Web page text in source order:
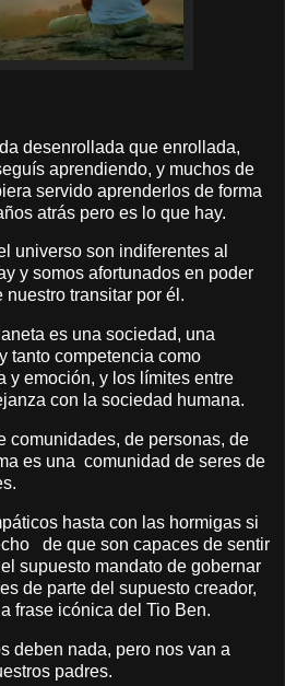
desenrollada que enrollada,
aprendiendo, y muchos de
servido aprenderlos de forma
atrás pero es lo que hay.
universo son indiferentes al
y somos afortunados en poder
transitar por él.
es una sociedad, una
tanto competencia como
y emoción, y los límites entre
con la sociedad humana.
comunidades, de personas, de
es una comunidad de seres de
hasta con las hormigas si
de que son capaces de sentir
supuesto mandato de gobernar
de parte del supuesto creador,
frase icónica del Tio Ben.
deben nada, pero nos van a
padres.